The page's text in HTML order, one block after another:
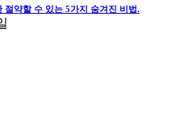
절약할 수 있는 5가지 숨겨진 비법.